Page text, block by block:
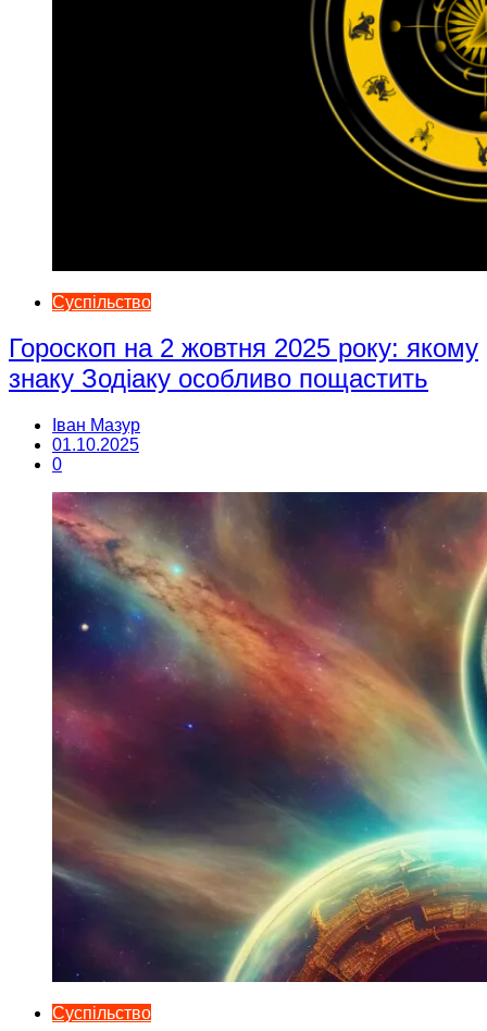
Суспільство
Гороскоп на 2 жовтня 2025 року: якому
знаку Зодіаку особливо пощастить
Іван Мазур
01.10.2025
0
Суспільство